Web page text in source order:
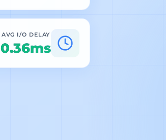
AVG I/O DELAY
0.36ms